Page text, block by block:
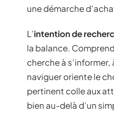
une démarche
L’intention de
la balance.
cherche à s’informer,
naviguer oriente le
pertinent colle aux
bien au-delà d’un